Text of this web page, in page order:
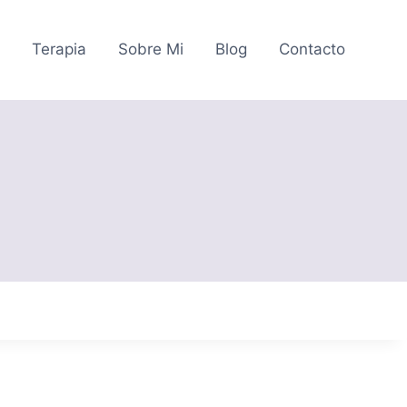
Terapia Sobre Mi Blog Contacto